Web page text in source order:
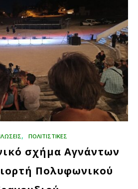
, ΠΟΛΙΤΙΣΤΙΚΈΣ
σχήμα Αγνάντων
Πολυφωνικού